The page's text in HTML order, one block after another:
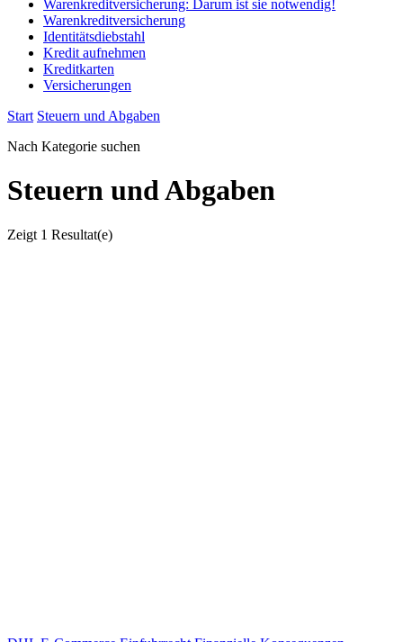
Warenkreditversicherung: Darum ist sie notwendig!
Warenkreditversicherung
Identitätsdiebstahl
Kredit aufnehmen
Kreditkarten
Versicherungen
Start Steuern und Abgaben
Nach Kategorie suchen
Steuern und Abgaben
Zeigt 1 Resultat(e)